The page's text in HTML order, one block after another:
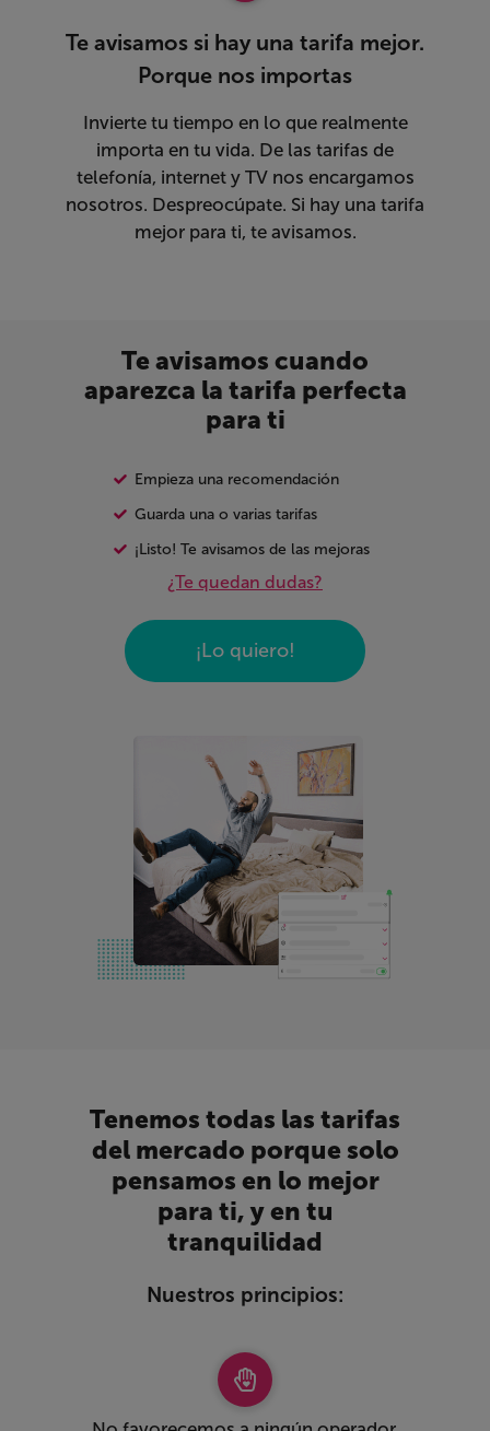
Te avisamos si hay una tarifa mejor.
Porque nos importas
Invierte tu tiempo en lo que realmente
importa en tu vida. De las tarifas de
telefonía, internet y TV nos encargamos
nosotros. Despreocúpate. Si hay una tarifa
mejor para ti, te avisamos.
Te avisamos cuando
aparezca la tarifa perfecta
para ti
Empieza una recomendación
Guarda una o varias tarifas
¡Listo! Te avisamos de las mejoras
¿Te quedan dudas?
¡Lo quiero!
Tenemos todas las tarifas
del mercado porque solo
pensamos en lo mejor
para ti, y en tu
tranquilidad
Nuestros principios: